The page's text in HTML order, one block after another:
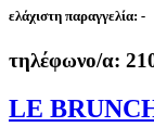
ελάχιστη παραγγελία: -
τηλέφωνο/α:
LE